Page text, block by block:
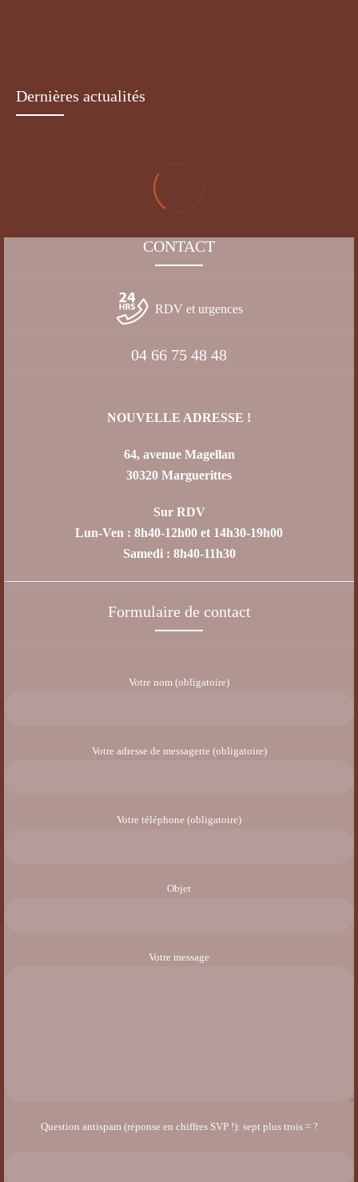
Dernières actualités
CONTACT
RDV et urgences
04 66 75 48 48
NOUVELLE ADRESSE !
64, avenue Magellan
30320 Marguerittes
Sur RDV
Lun-Ven : 8h40-12h00 et 14h30-19h00
Samedi : 8h40-11h30
Formulaire de contact
Votre nom (obligatoire)
Votre adresse de messagerie (obligatoire)
Votre téléphone (obligatoire)
Objet
Votre message
Question antispam (réponse en chiffres SVP !): sept plus trois = ?